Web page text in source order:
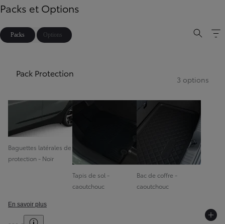
Packs et Options
Packs Options
Pack Protection
3 options
Baguettes latérales de
protection - Noir
Tapis de sol -
caoutchouc
Bac de coffre -
caoutchouc
En savoir plus